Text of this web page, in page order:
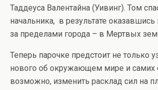
Таддеуса Валентайна (Уивинг). Том
начальника, в результате оказавшись
за пределами города – в Мертвых
Теперь парочке предстоит не только
нового об окружающем мире и самих
возможно, изменить расклад сил на